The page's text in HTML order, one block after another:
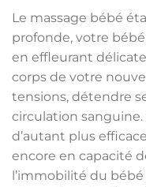
Le massage bébé
profonde, votre
en effleurant
corps de votre
tensions, détendre
circulation sanguine.
d’autant plus
encore en capacité
l’immobilité du